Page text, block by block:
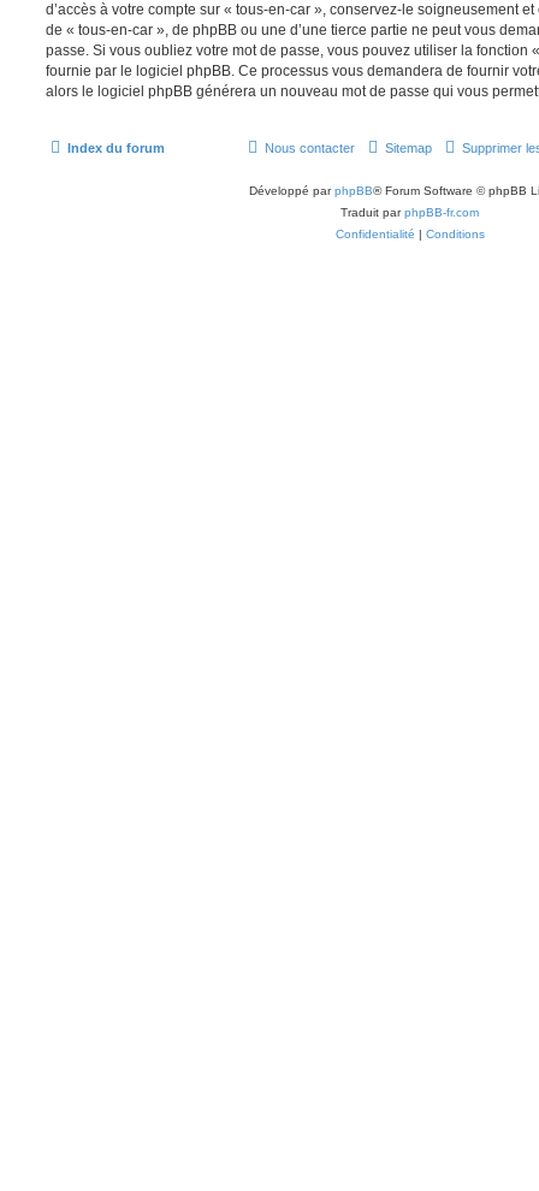
d’accès à votre compte sur « tous-en-car », conservez-le soigneusement
de « tous-en-car », de phpBB ou une d’une tierce partie ne peut vous
passe. Si vous oubliez votre mot de passe, vous pouvez utiliser la fonction
fournie par le logiciel phpBB. Ce processus vous demandera de fournir
alors le logiciel phpBB générera un nouveau mot de passe qui vous
Index du forum Supprimer
Sitemap
Nous contacter
Développé parphpBB® Forum Software © phpBB
Traduit parphpBB-fr.com
Confidentialité | Conditions